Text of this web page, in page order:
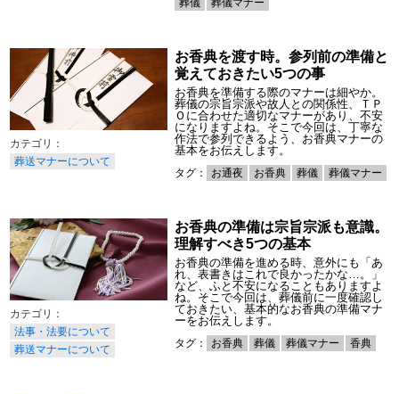
葬送マナーについて
お香典を渡す時。参列前の準備と
覚えておきたい5つの事
お香典を準備する際のマナーは細やか。
葬儀の宗旨宗派や故人との関係性、ＴＰ
Ｏに合わせた適切なマナーがあり、不安
になりますよね。そこで今回は、丁寧な
作法で参列できるよう、お香典マナーの
基本をお伝えします。
タグ： お通夜 お香典 葬儀 葬儀マナー
法事・法要について
葬送マナーについて
お香典の準備は宗旨宗派も意識。
理解すべき5つの基本
お香典の準備を進める時、意外にも「あ
れ、表書きはこれで良かったかな…。」
など、ふと不安になることもありますよ
ね。そこで今回は、葬儀前に一度確認し
ておきたい、基本的なお香典の準備マナ
ーをお伝えします。
タグ： お香典 葬儀 葬儀マナー 香典